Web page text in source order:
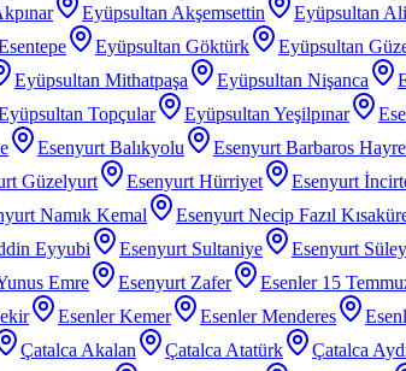
Eyüpsultan Akşemsettin Eyüpsultan
Eyüpsultan Göktürk Eyüpsultan
Eyüpsultan Mithatpaşa Eyüpsultan Nişanca
Topçular Eyüpsultan Yeşilpınar
Esenyurt Balıkyolu Esenyurt Barbaros
Güzelyurt Esenyurt Hürriyet Esenyurt
Namık Kemal Esenyurt Necip Fazıl
Eyyubi Esenyurt Sultaniye Esenyurt
Emre Esenyurt Zafer Esenler 15
Esenler Kemer Esenler Menderes
Çatalca Akalan Çatalca Atatürk Çatalca